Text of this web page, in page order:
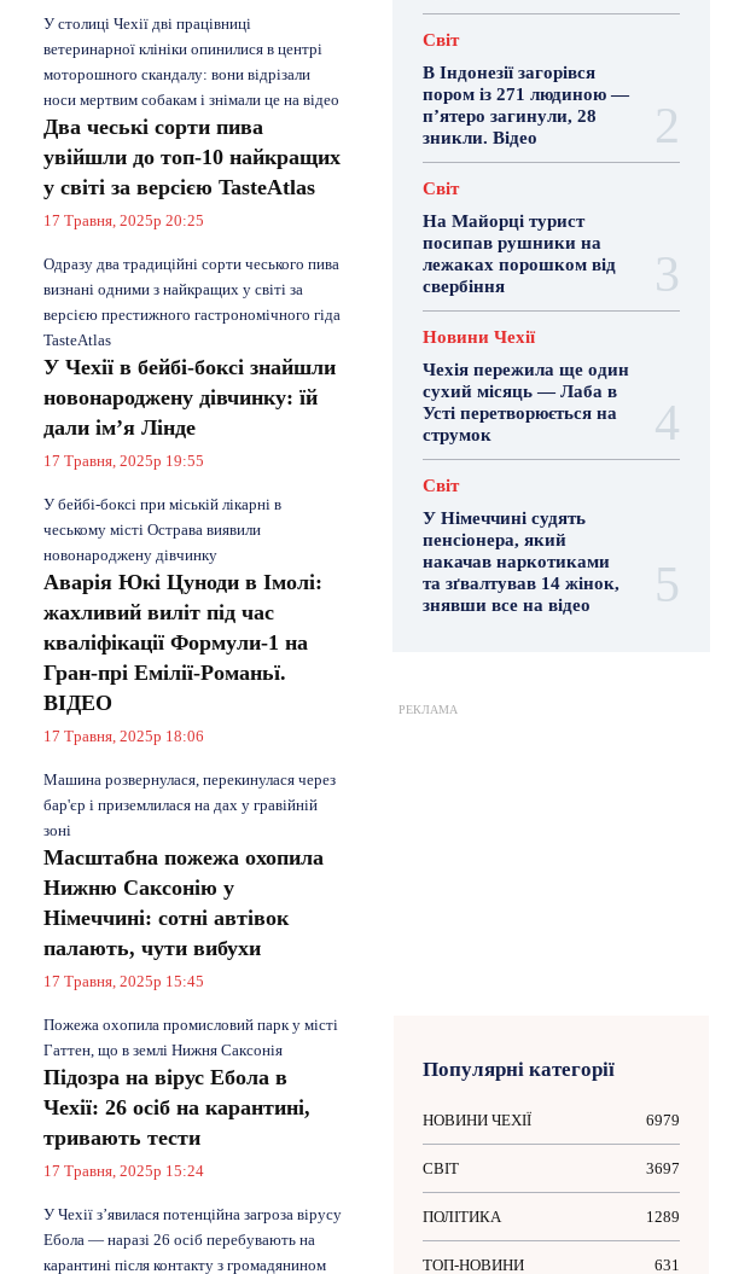
У столиці Чехії дві працівниці
ветеринарної клініки опинилися в центрі
моторошного скандалу: вони відрізали
носи мертвим собакам і знімали це на відео
Два чеські сорти пива
увійшли до топ-10 найкращих
у світі за версією TasteAtlas
17 Травня, 2025р 20:25
Одразу два традиційні сорти чеського пива
визнані одними з найкращих у світі за
версією престижного гастрономічного гіда
TasteAtlas
У Чехії в бейбі-боксі знайшли
новонароджену дівчинку: їй
дали ім’я Лінде
17 Травня, 2025р 19:55
У бейбі-боксі при міській лікарні в
чеському місті Острава виявили
новонароджену дівчинку
Аварія Юкі Цуноди в Імолі:
жахливий виліт під час
кваліфікації Формули-1 на
Гран-прі Емілії-Романьї.
ВІДЕО
17 Травня, 2025р 18:06
Машина розвернулася, перекинулася через
бар'єр і приземлилася на дах у гравійній
зоні
Масштабна пожежа охопила
Нижню Саксонію у
Німеччині: сотні автівок
палають, чути вибухи
17 Травня, 2025р 15:45
Пожежа охопила промисловий парк у місті
Гаттен, що в землі Нижня Саксонія
Підозра на вірус Ебола в
Чехії: 26 осіб на карантині,
тривають тести
17 Травня, 2025р 15:24
У Чехії з’явилася потенційна загроза вірусу
Ебола — наразі 26 осіб перебувають на
карантині після контакту з громадянином
Світ
В Індонезії загорівся
пором із 271 людиною —
п’ятеро загинули, 28
зникли. Відео
Світ
На Майорці турист
посипав рушники на
лежаках порошком від
свербіння
Новини Чехії
Чехія пережила ще один
сухий місяць — Лаба в
Усті перетворюється на
струмок
Світ
У Німеччині судять
пенсіонера, який
накачав наркотиками
та зґвалтував 14 жінок,
знявши все на відео
РЕКЛАМА
Популярні категорії
НОВИНИ ЧЕХІЇ 6979
СВІТ 3697
ПОЛІТИКА 1289
ТОП-НОВИНИ 631